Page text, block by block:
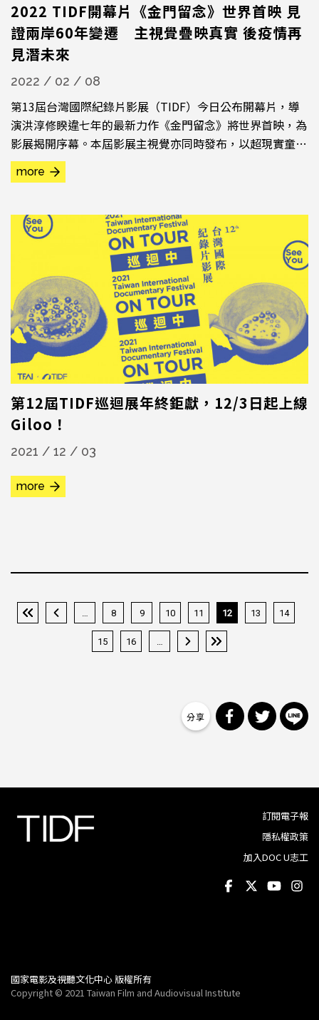
2022 TIDF開幕片《金門留念》世界首映 見
證兩岸60年變遷 主視覺疊映真實 後疫情再
見潛未來
2022 / 02 / 08
第13屆台灣國際紀錄片影展（TIDF）今日公布開幕片，導
演洪淳修睽違七年的最新力作《金門留念》將世界首映，為
影展揭開序幕。本屆影展主視覺亦同時發布，以超現實童趣
風格呼應「後疫情」、「潛未來」的生活狀態，詮釋影展
「再見・真實」的核心精神，迎接下週TIDF競賽入圍名單
海經》勇奪2014年TIDF新世代觀點獎以及台北電影獎、金
穗獎等。...
more
第12屆TIDF巡迴展年終鉅獻，12/3日起上線
Giloo！
2021 / 12 / 03
more
8 9 10 11 12 13 14
15 16
分享到分享到
訂閱電子報
隱私權政策
加入DOC U志工
國家電影及視聽文化中心 版權所有
Copyright © 2021 Taiwan Film and Audiovisual Institute